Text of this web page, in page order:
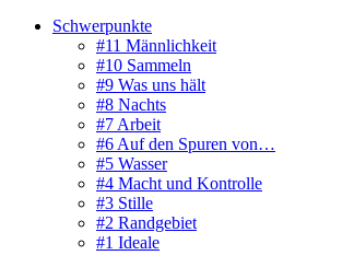
Schwerpunkte
#11 Männlichkeit
#10 Sammeln
#9 Was uns hält
#8 Nachts
#7 Arbeit
#6 Auf den Spuren von…
#5 Wasser
#4 Macht und Kontrolle
#3 Stille
#2 Randgebiet
#1 Ideale